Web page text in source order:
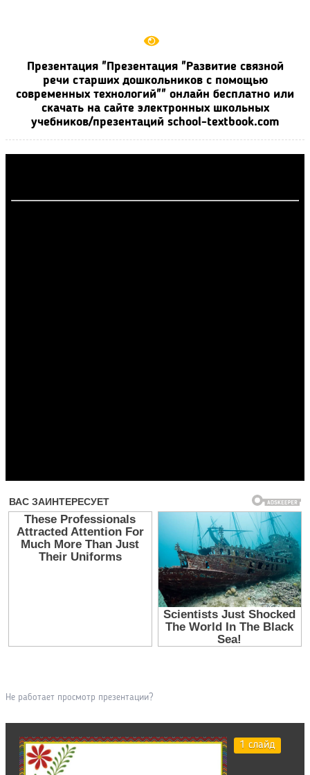
Презентация "Презентация "Развитие связной
речи старших дошкольников с помощью
современных технологий"" онлайн бесплатно или
скачать на сайте электронных школьных
учебников/презентаций school-textbook.com
Не работает просмотр презентации?
1 слайд